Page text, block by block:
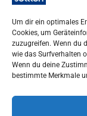
Um dir ein optimales
Cookies, um
zuzugreifen. Wenn du
wie das Surfverhalten
Wenn du deine
bestimmte Merkmale